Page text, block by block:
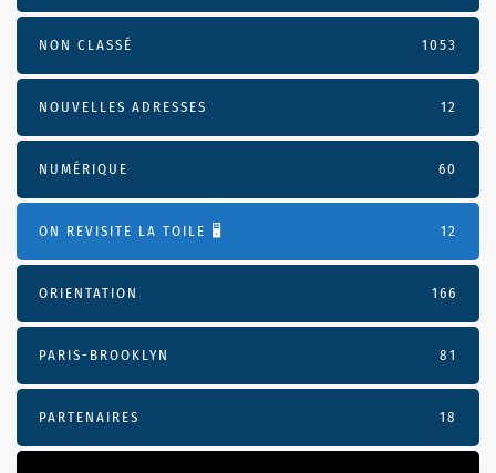
NON CLASSÉ 1053
NOUVELLES ADRESSES 12
NUMÉRIQUE 60
ON REVISITE LA TOILE 🖥️ 12
ORIENTATION 166
PARIS-BROOKLYN 81
PARTENAIRES 18